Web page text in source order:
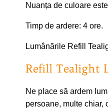
Nuanța de culoare
Timp de ardere: 4 ore.
Lumânările Refill
Refill Tealight
Ne place să ardem
persoane, multe chiar,